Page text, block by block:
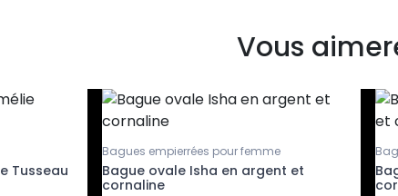
Vous
Tusseau
Bagues empierrées pour femme
Bague ovale Isha en argent et
cornaline